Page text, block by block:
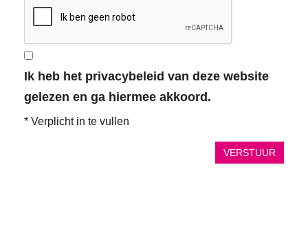
Ik heb het privacybeleid van deze website
gelezen en ga hiermee akkoord.
* Verplicht in te vullen